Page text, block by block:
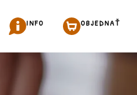
INFO OBJEDNAŤ